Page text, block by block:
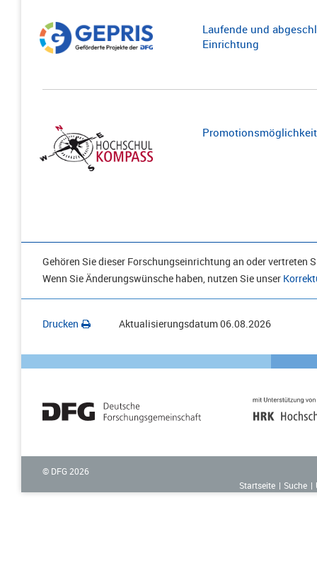
Laufende und
Einrichtung
Gehören Sie dieser Forschungseinrichtung an oder vertreten
Wenn Sie Änderungswünsche haben, nutzen Sie unser
Drucken Aktualisierungsdatum06.08.2026
© DFG 2026
Startseite
Suche